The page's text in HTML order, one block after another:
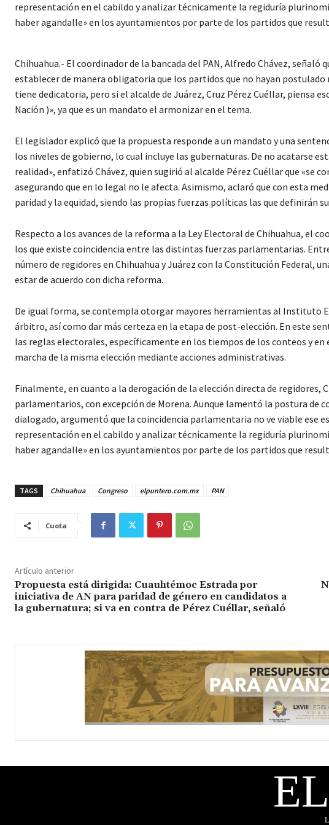
representación en el cabildo y analizar técnicamente la regiduría
haber agandalle» en los ayuntamientos por parte de los partidos que
Chihuahua.- El coordinador de la bancada del PAN, Alfredo Chávez, señaló
establecer de manera obligatoria que los partidos que no hayan
tiene dedicatoria, pero si el alcalde de Juárez, Cruz Pérez Cuéllar, piensa
Nación )», ya que es un mandato el armonizar en el tema.
El legislador explicó que la propuesta responde a un mandato y una
los niveles de gobierno, lo cual incluye las gubernaturas. De no acatarse
realidad», enfatizó Chávez, quien sugirió al alcalde Pérez Cuéllar que «se
asegurando que en lo legal no le afecta. Asimismo, aclaró que con esta
paridad y la equidad, siendo las propias fuerzas políticas las que definirán
Respecto a los avances de la reforma a la Ley Electoral de Chihuahua, el
los que existe coincidencia entre las distintas fuerzas parlamentarias.
número de regidores en Chihuahua y Juárez con la Constitución Federal,
estar de acuerdo con dicha reforma.
De igual forma, se contempla otorgar mayores herramientas al Instituto
árbitro, así como dar más certeza en la etapa de post-elección. En este
las reglas electorales, específicamente en los tiempos de los conteos y
marcha de la misma elección mediante acciones administrativas.
Finalmente, en cuanto a la derogación de la elección directa de
parlamentarios, con excepción de Morena. Aunque lamentó la postura de
dialogado, argumentó que la coincidencia parlamentaria no ve viable ese
representación en el cabildo y analizar técnicamente la regiduría
haber agandalle» en los ayuntamientos por parte de los partidos que
TAGS Chihuahua Congreso elpuntero.com.mx PAN
Cuota
Artículo anterior
Propuesta está dirigida: Cuauhtémoc Estrada por
iniciativa de AN para paridad de género en candidatos a
la gubernatura; si va en contra de Pérez Cuéllar, señaló